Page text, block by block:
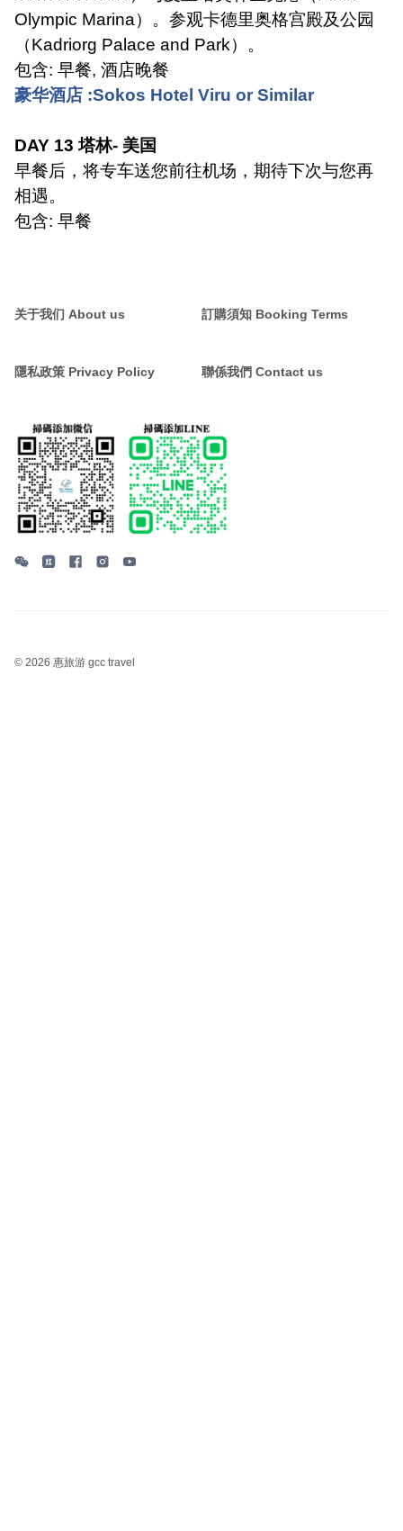
Olympic Marina）。参观卡德里奥格宫殿及公园
（Kadriorg Palace and Park）。
包含: 早餐, 酒店晚餐
豪华酒店 :Sokos Hotel Viru or Similar
DAY 13塔林- 美国
早餐后，将专车送您前往机场，期待下次与您再
相遇。
包含: 早餐
关于我们 About us 訂購須知 Booking Terms
隱私政策 Privacy Policy 聯係我們 Contact us
© 2026 惠旅游 gcc travel